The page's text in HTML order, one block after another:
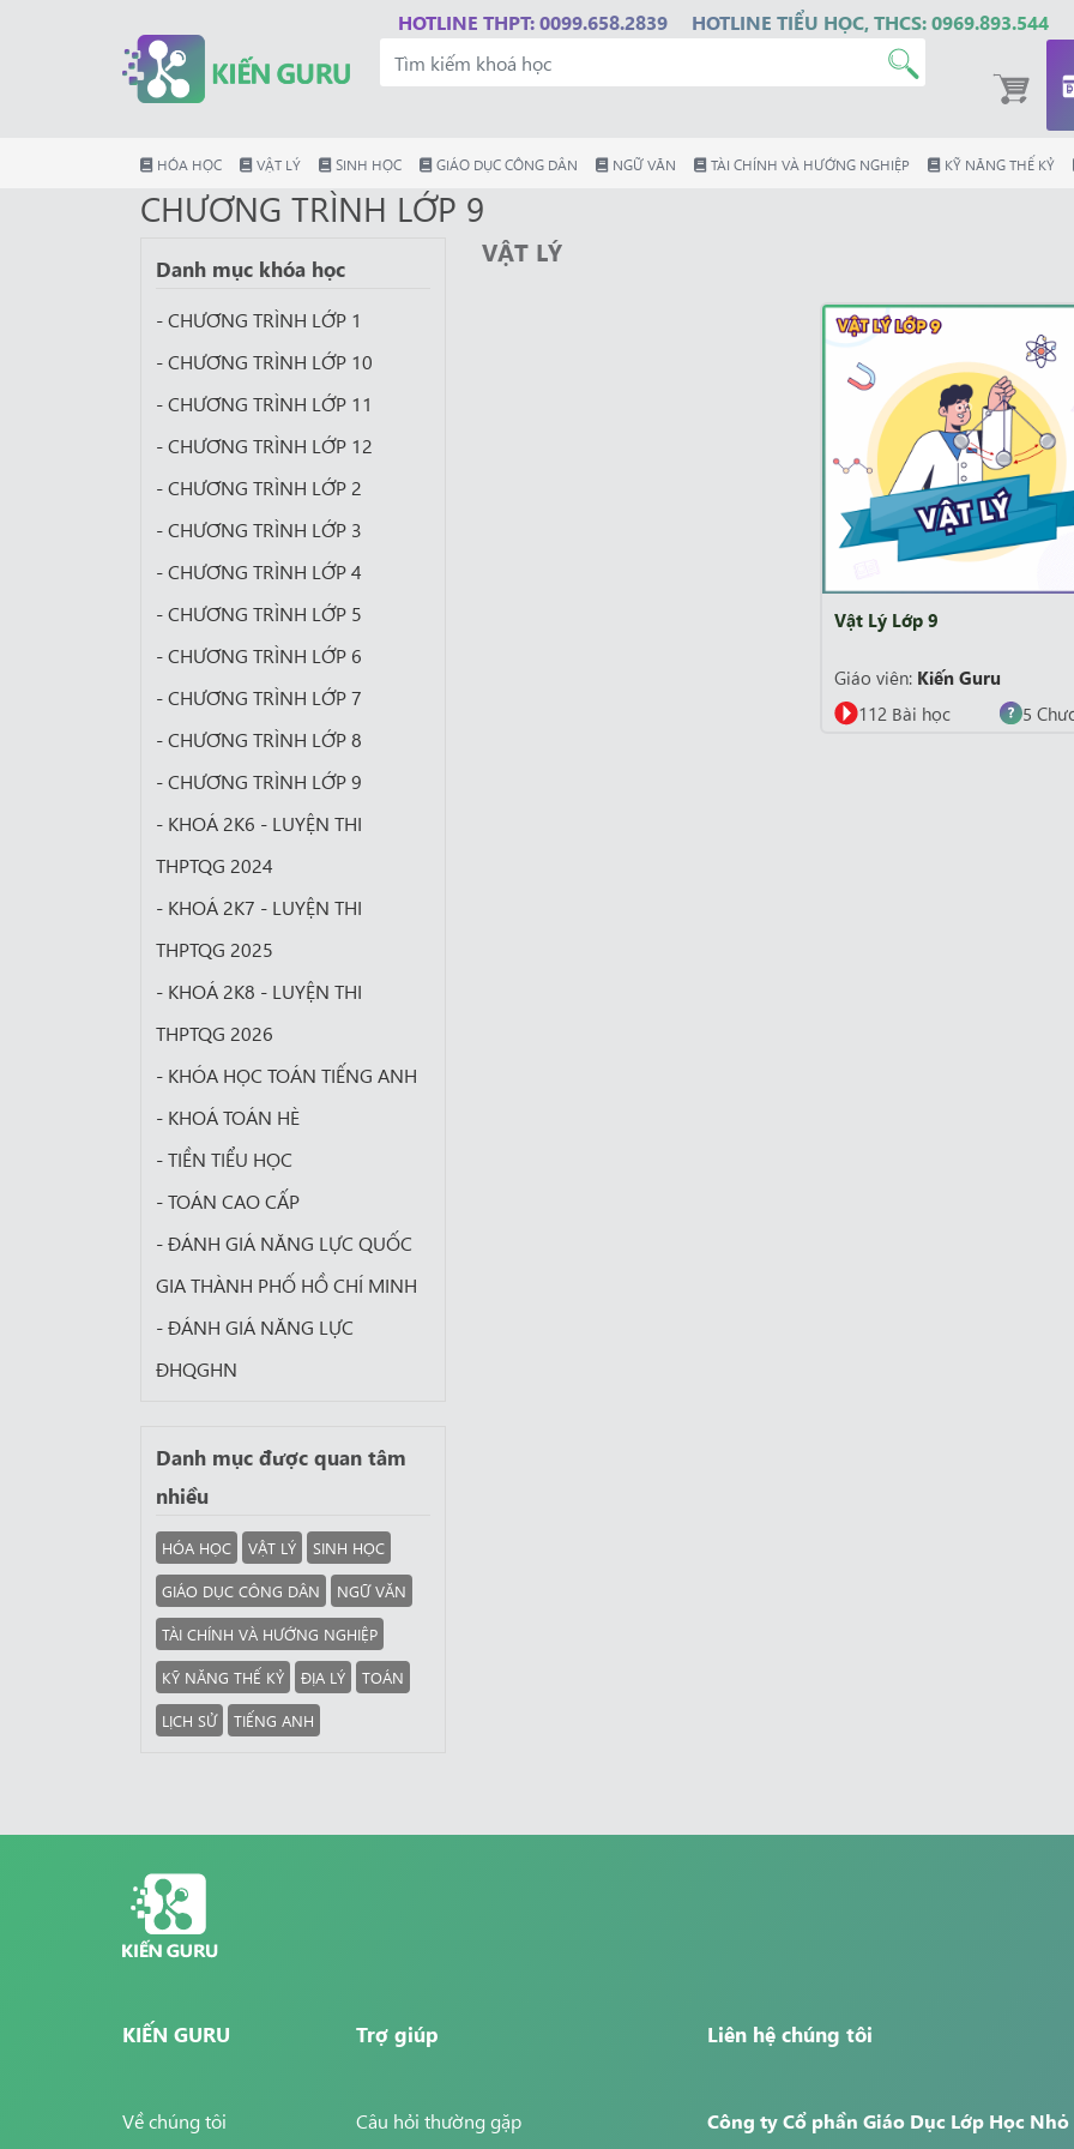
HOTLINE THPT: 0099.658.2839 HOTLINE TIỂU HỌC, THCS: 0969.893.544
HÓA HỌC VẬT LÝ SINH HỌC GIÁO DỤC CÔNG DÂN NGỮ VĂN TÀI CHÍNH VÀ HƯỚNG NGHIỆP KỸ NĂNG THẾ KỶ
CHƯƠNG TRÌNH LỚP 9
Danh mục khóa học
- CHƯƠNG TRÌNH LỚP 1
- CHƯƠNG TRÌNH LỚP 10
- CHƯƠNG TRÌNH LỚP 11
- CHƯƠNG TRÌNH LỚP 12
- CHƯƠNG TRÌNH LỚP 2
- CHƯƠNG TRÌNH LỚP 3
- CHƯƠNG TRÌNH LỚP 4
- CHƯƠNG TRÌNH LỚP 5
- CHƯƠNG TRÌNH LỚP 6
- CHƯƠNG TRÌNH LỚP 7
- CHƯƠNG TRÌNH LỚP 8
- CHƯƠNG TRÌNH LỚP 9
- KHOÁ 2K6 - LUYỆN THI
THPTQG 2024
- KHOÁ 2K7 - LUYỆN THI
THPTQG 2025
- KHOÁ 2K8 - LUYỆN THI
THPTQG 2026
- KHÓA HỌC TOÁN TIẾNG ANH
- KHOÁ TOÁN HÈ
- TIỀN TIỂU HỌC
- TOÁN CAO CẤP
- ĐÁNH GIÁ NĂNG LỰC QUỐC
GIA THÀNH PHỐ HỒ CHÍ MINH
- ĐÁNH GIÁ NĂNG LỰC
ĐHQGHN
Danh mục được quan tâm
nhiều
HÓA HỌC VẬT LÝ
SINH HỌC
GIÁO DỤC CÔNG DÂN
NGỮ VĂN
TÀI CHÍNH VÀ HƯỚNG NGHIỆP
KỸ NĂNG THẾ KỶ
ĐỊA LÝ
TOÁN
LỊCH SỬ
TIẾNG ANH
VẬT LÝ
Vật Lý Lớp 9
Giáo viên: Kiến Guru
112 Bài học
5
KIẾN GURU
Về chúng tôi
Trợ giúp
Câu hỏi thường gặp
Liên hệ chúng tôi
Công ty Cổ phần Giáo Dục Lớp Học Nhỏ